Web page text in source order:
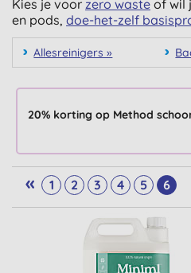
Kies je voor zero waste of wil
en pods, doe-het-zelf
Allesreinigers »
20% korting op Method
« 1 2 3 4 5 6